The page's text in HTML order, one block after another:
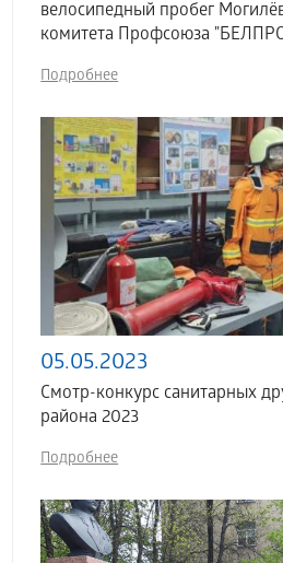
велосипедный пробег
комитета Профсоюза
Подробнее
05.05.2023
Смотр-конкурс санитарных
района 2023
Подробнее